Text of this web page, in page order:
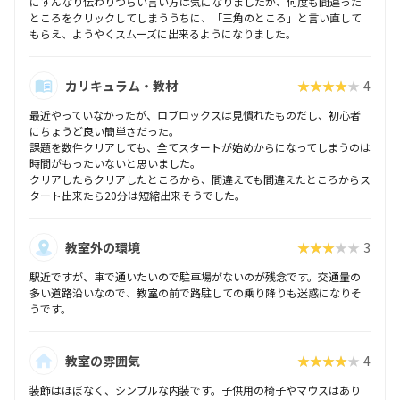
ところをクリックしてしまううちに、「三角のところ」と言い直して
もらえ、ようやくスムーズに出来るようになりました。
カリキュラム・教材 ★★★★★ 4
最近やっていなかったが、ロブロックスは見慣れたものだし、初心者
にちょうど良い簡単さだった。
課題を数件クリアしても、全てスタートが始めからになってしまうのは
時間がもったいないと思いました。
クリアしたらクリアしたところから、間違えても間違えたところからス
タート出来たら20分は短縮出来そうでした。
教室外の環境 ★★★★★ 3
駅近ですが、車で通いたいので駐車場がないのが残念です。交通量の
多い道路沿いなので、教室の前で路駐しての乗り降りも迷惑になりそ
うです。
教室の雰囲気 ★★★★★ 4
装飾はほぼなく、シンプルな内装です。子供用の椅子やマウスはあり